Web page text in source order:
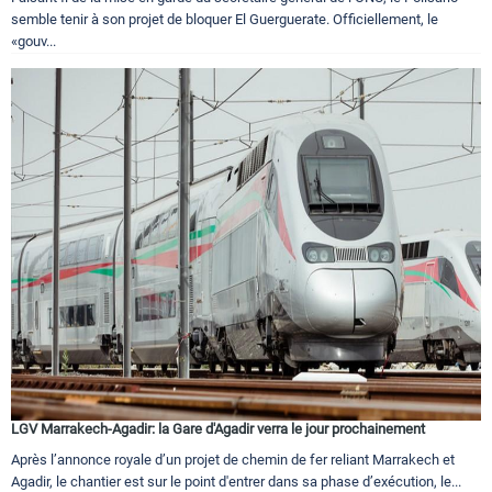
semble tenir à son projet de bloquer El Guerguerate. Officiellement, le
«gouv...
LGV Marrakech-Agadir: la Gare d'Agadir verra le jour prochainement
Après l’annonce royale d’un projet de chemin de fer reliant Marrakech et
Agadir, le chantier est sur le point d'entrer dans sa phase d’exécution, le...